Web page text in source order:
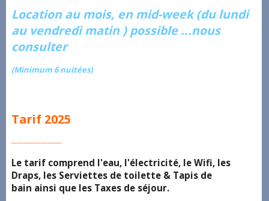
Location au mois, en mid-week (du lundi
au vendredi matin ) possible ...nous
consulter
(Minimum 6 nuitées)
Tarif 2025
---------------------
Le tarif comprend l'eau, l'électricité, le Wifi, les
Draps, les Serviettes de toilette & Tapis de
bain ainsi que les Taxes de séjour.